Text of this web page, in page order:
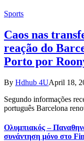
Sports
Caos nas
reação do
Porto por
By Hdhub 4UApril 18,
Segundo informações
português Barcelona
Ολυμπιακός –
συνάντηση μόνο στο